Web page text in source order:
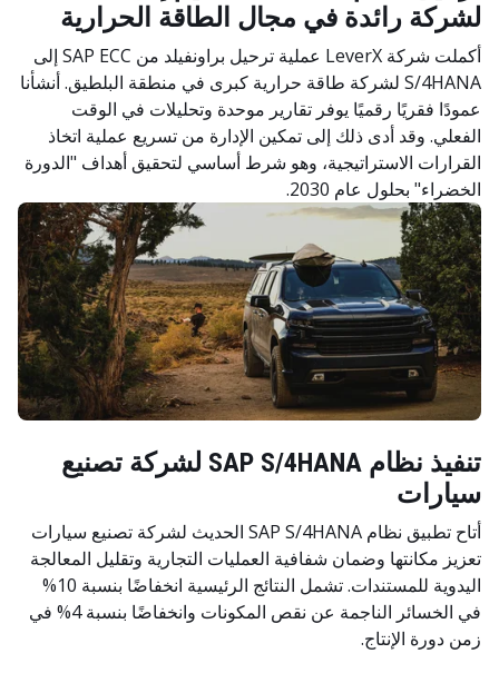
لشركة رائدة في مجال الطاقة الحرارية
أكملت شركة LeverX عملية ترحيل براونفيلد من SAP ECC إلى
S/4HANA لشركة طاقة حرارية كبرى في منطقة البلطيق. أنشأنا
عمودًا فقريًا رقميًا يوفر تقارير موحدة وتحليلات في الوقت
الفعلي. وقد أدى ذلك إلى تمكين الإدارة من تسريع عملية اتخاذ
القرارات الاستراتيجية، وهو شرط أساسي لتحقيق أهداف "الدورة
الخضراء" بحلول عام 2030.
تنفيذ نظام SAP S/4HANA لشركة تصنيع
سيارات
أتاح تطبيق نظام SAP S/4HANA الحديث لشركة تصنيع سيارات
تعزيز مكانتها وضمان شفافية العمليات التجارية وتقليل المعالجة
اليدوية للمستندات. تشمل النتائج الرئيسية انخفاضًا بنسبة 10%
في الخسائر الناجمة عن نقص المكونات وانخفاضًا بنسبة 4% في
زمن دورة الإنتاج.